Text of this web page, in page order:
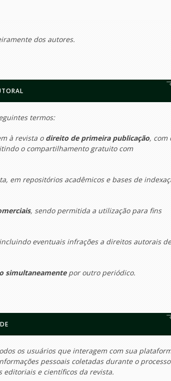
dos autores.
termos:
à revista o direito de primeira publicação, com
o compartilhamento gratuito com
em repositórios acadêmicos e bases de
, sendo permitida a utilização para fins
eventuais infrações a direitos autorais de
simultaneamentepor outro periódico.
os usuários que interagem com sua
pessoais coletadas durante o
editoriais e científicos da revista.